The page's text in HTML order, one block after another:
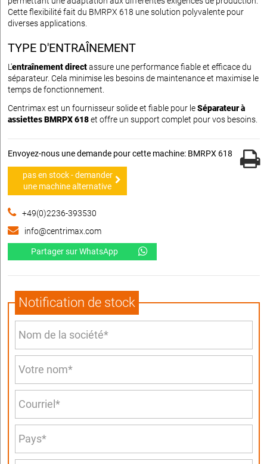
Cette flexibilité fait du BMRPX 618 une solution polyvalente pour
diverses applications.
TYPE D'ENTRAÎNEMENT
L'entraînement directassure une performance fiable et efficace du
séparateur. Cela minimise les besoins de maintenance et maximise le
temps de fonctionnement.
Centrimax est un fournisseur solide et fiable pour leSéparateur à
assiettes BMRPX 618et offre un support complet pour vos besoins.
Envoyez-nous une demande pour cette machine: BMRPX 618
pas en stock - demander
une machine alternative
+49(0)2236-393530
info@centrimax.com
Partager sur WhatsApp
Notification de stock